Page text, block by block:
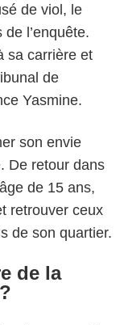
de viol, le
l’enquête.
sa carrière et
de
Yasmine.
son envie
De retour dans
de 15 ans,
retrouver ceux
de son quartier.
de la